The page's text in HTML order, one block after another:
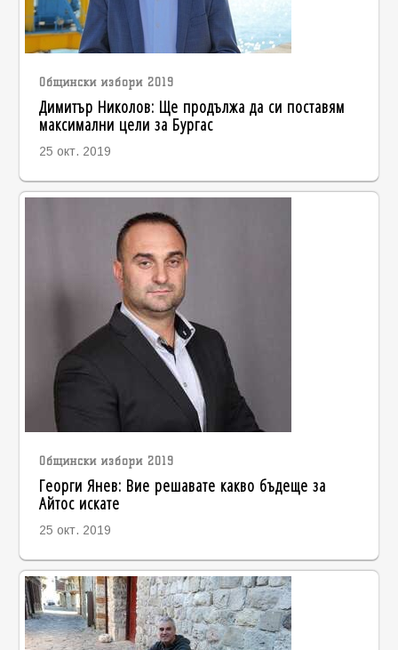
Общински избори 2019
Димитър Николов: Ще продължа да си поставям
максимални цели за Бургас
25 окт. 2019
Общински избори 2019
Георги Янев: Вие решавате какво бъдеще за
Айтос искате
25 окт. 2019